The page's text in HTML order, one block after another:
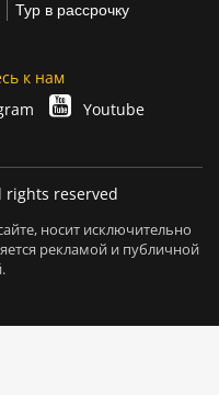
Тур в рассрочку
к нам
Youtube
rights reserved
носит исключительно
рекламой и публичной